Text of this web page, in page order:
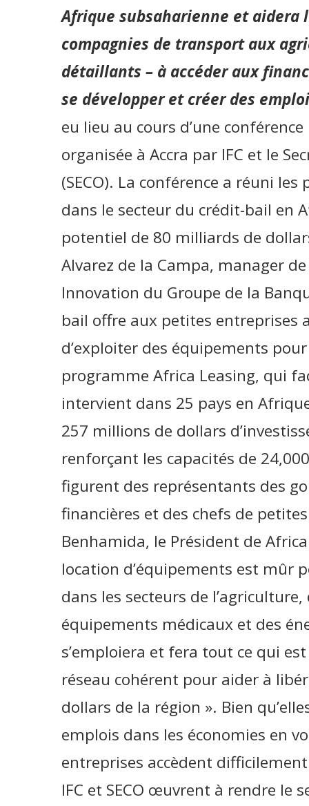
Afrique subsaharienne et aidera
compagnies de transport aux
détaillants – à accéder aux
se développer et créer des
eu lieu au cours d’une
organisée à Accra par IFC et le
(SECO). La conférence a réuni
dans le secteur du crédit-bail en
potentiel de 80 milliards de
Alvarez de la Campa, manager
Innovation du Groupe de la
bail offre aux petites entreprises
d’exploiter des équipements
programme Africa Leasing, qui
intervient dans 25 pays en
257 millions de dollars
renforçant les capacités de
figurent des représentants des
financières et des chefs de
Benhamida, le Président de
location d’équipements est mûr
dans les secteurs de
équipements médicaux et des
s’emploiera et fera tout ce qui
réseau cohérent pour aider à
dollars de la région ». Bien
emplois dans les économies en
entreprises accèdent
IFC et SECO œuvrent à rendre le